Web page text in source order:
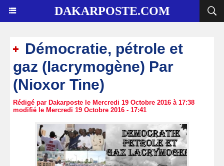
DAKARPOSTE.COM
Démocratie, pétrole et
gaz (lacrymogène) Par
(Nioxor Tine)
Rédigé par Dakarposte le Mercredi 19 Octobre 2016 à 17:38
modifié le Mercredi 19 Octobre 2016 - 17:41